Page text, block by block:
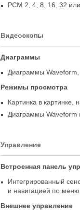
PCM 2 4 8 16 32
Видеоскопы
Диаграммы
Диаграммы Waveform
Режимы просмотра
Картинка в картинке
Диаграммы Waveform
Управление
Встроенная панель
Интегрированный
и навигацией по
Внешнее управление